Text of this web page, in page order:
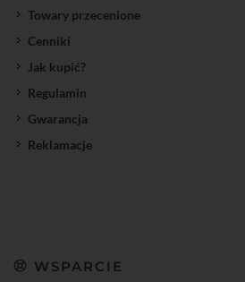
Towary przecenione
Cenniki
Jak kupić?
Regulamin
Gwarancja
Reklamacje
WSPARCIE